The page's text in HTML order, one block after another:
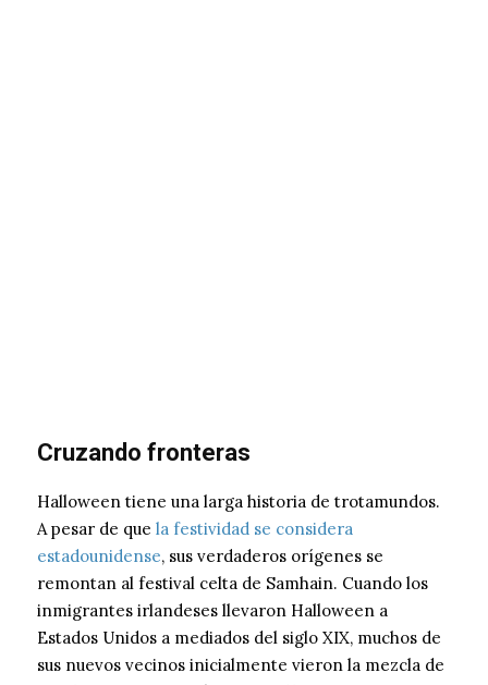
Cruzando fronteras
Halloween tiene una larga historia de trotamundos.
A pesar de que la festividad se considera
estadounidense, sus verdaderos orígenes se
remontan al festival celta de Samhain. Cuando los
inmigrantes irlandeses llevaron Halloween a
Estados Unidos a mediados del siglo XIX, muchos de
sus nuevos vecinos inicialmente vieron la mezcla de